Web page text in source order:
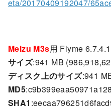
eta/20170409192047/
Meizu M3s用 Flyme
サイズ:941 MB
ディスク上のサイズ:941
MD5
SHA1